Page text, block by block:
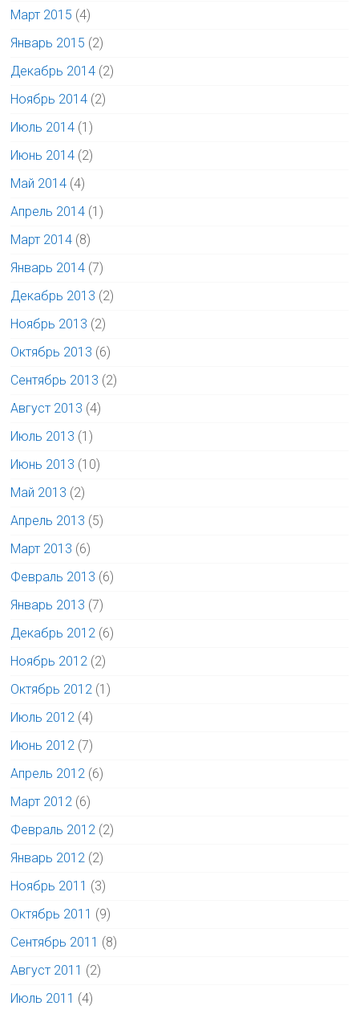
Март 2015 (4)
Январь 2015 (2)
Декабрь 2014 (2)
Ноябрь 2014 (2)
Июль 2014 (1)
Июнь 2014 (2)
Май 2014 (4)
Апрель 2014 (1)
Март 2014 (8)
Январь 2014 (7)
Декабрь 2013 (2)
Ноябрь 2013 (2)
Октябрь 2013 (6)
Сентябрь 2013 (2)
Август 2013 (4)
Июль 2013 (1)
Июнь 2013 (10)
Май 2013 (2)
Апрель 2013 (5)
Март 2013 (6)
Февраль 2013 (6)
Январь 2013 (7)
Декабрь 2012 (6)
Ноябрь 2012 (2)
Октябрь 2012 (1)
Июль 2012 (4)
Июнь 2012 (7)
Апрель 2012 (6)
Март 2012 (6)
Февраль 2012 (2)
Январь 2012 (2)
Ноябрь 2011 (3)
Октябрь 2011 (9)
Сентябрь 2011 (8)
Август 2011 (2)
Июль 2011 (4)